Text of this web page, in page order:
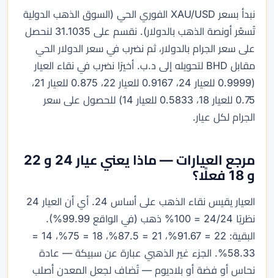
نبدأ بسعر XAU/USD الفوري الحي (السوق الذهب الدولية
تُسعّر أونصة الذهب بالدولار). نقسم على 31.1035 لنحصل
على سعر الجرام بالدولار، ثم نضرب في سعر الدولار الحي
مقابل BHD لتحويله إلى د.ب. أخيرًا نضرب في نقاء العيار
(0.9999 للعيار 24، 0.9167 للعيار 22، 0.875 للعيار 21،
0.75 للعيار 18، 0.5833 للعيار 14) للحصول على سعر
الجرام لكل عيار.
مرجع العيارات — ماذا يعني عيار 24 و 22
و 18 فعلًا؟
العيار يقيس نقاء الذهب على أساس 24. أي أن العيار 24
نظريًا 24/24 = 100% ذهب (في الواقع 99.99%).
البقية: 22 = 91.67%، 21 = 87.5%، 18 = 75%، 14 =
58.33%. الجزء غير الذهبي عبارة عن سبيكة — عادة
نحاس أو فضة أو بلاديوم — تُضاف لجعل المعدن أصلب